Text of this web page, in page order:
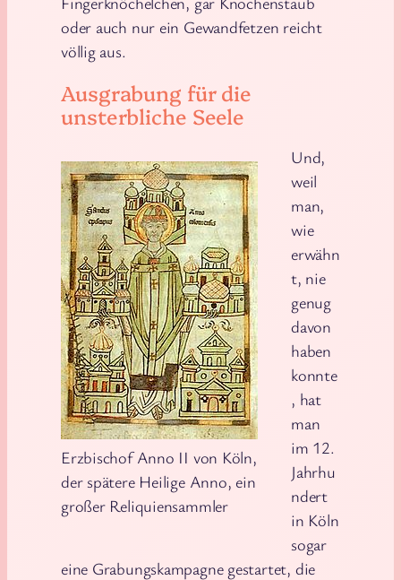
oder auch nur ein Gewandfetzen reicht
völlig aus.
Ausgrabung für die
unsterbliche Seele
Erzbischof Anno II von Köln,
der spätere Heilige Anno, ein
großer Reliquiensammler
Und,
weil
man,
wie
erwähn
t, nie
genug
davon
haben
konnte
, hat
man
im 12.
Jahrhu
ndert
in Köln
sogar
eine Grabungskampagne gestartet, die